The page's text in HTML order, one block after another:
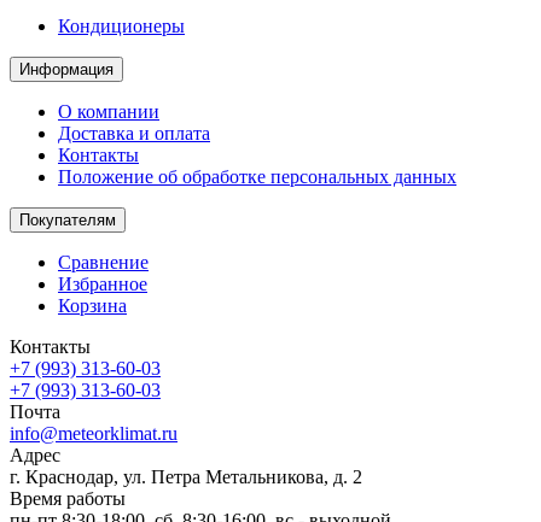
Кондиционеры
Информация
О компании
Доставка и оплата
Контакты
Положение об обработке персональных данных
Покупателям
Сравнение
Избранное
Корзина
Контакты
+7 (993) 313-60-03
+7 (993) 313-60-03
Почта
info@meteorklimat.ru
Адрес
г. Краснодар, ул. Петра Метальникова, д. 2
Время работы